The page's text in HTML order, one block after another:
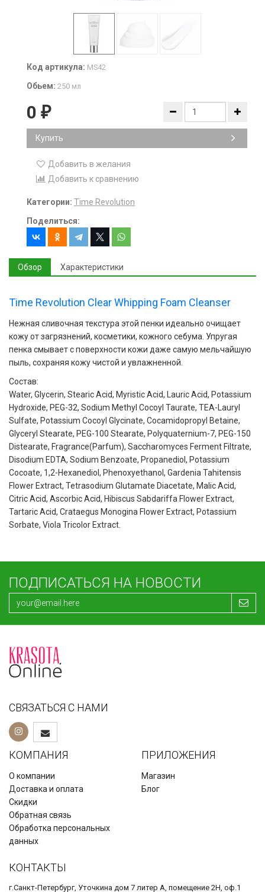
Код артикула: MS42
Обьем: 250 мл
0 ₽
Купить
Добавить в желания
Добавить к сравнению
Категории: Time Revolution
Поделиться:
Обзор Характеристики
Time Revolution Clear Whipping Foam Cleanser
Нежная сливочная текстура этой пенки идеально очищает
кожу от загрязнений, косметики, кожного себума. Упругая
пенка смывает с поверхности кожи даже самую мельчайшую
пыль, сохраняя кожу чистой и увлажненной.
Состав:
Water, Glycerin, Stearic Acid, Myristic Acid, Lauric Acid, Potassium
Hydroxide, PEG-32, Sodium Methyl Cocoyl Taurate, TEA-Lauryl
Sulfate, Potassium Cocoyl Glycinate, Cocamidopropyl Betaine,
Glyceryl Stearate, PEG-100 Stearate, Polyquaternium-7, PEG-150
Distearate, Fragrance(Parfum), Saccharomyces Ferment Filtrate,
Disodium EDTA, Sodium Benzoate, Propanediol, Potassium
Cocoate, 1,2-Hexanediol, Phenoxyethanol, Gardenia Tahitensis
Flower Extract, Tetrasodium Glutamate Diacetate, Malic Acid,
Citric Acid, Ascorbic Acid, Hibiscus Sabdariffa Flower Extract,
Tartaric Acid, Crataegus Monogina Flower Extract, Potassium
Sorbate, Viola Tricolor Extract.
ПОДПИСАТЬСЯ НА НОВОСТИ
СВЯЗАТЬСЯ С НАМИ
КОМПАНИЯ
О компании
Доставка и оплата
Скидки
Обратная связь
Обработка персональных
данных
ПРИЛОЖЕНИЯ
Магазин
Блог
КОНТАКТЫ
г.Санкт-Петербург, Уточкина дом 7 литер А, помещение 2Н, оф.1